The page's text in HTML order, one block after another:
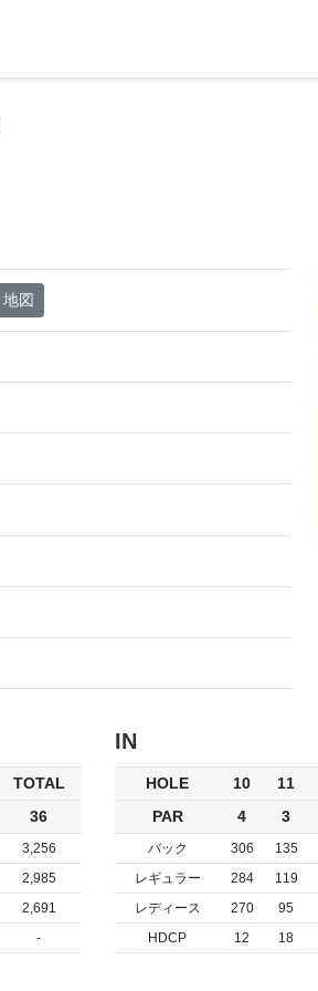
地図
TOTAL
36
3,256
2,985
2,691
-
IN
HOLE 10 11
PAR
4 3
バック 306 135
レギュラー
284 119
レディース
270 95
HDCP
12 18